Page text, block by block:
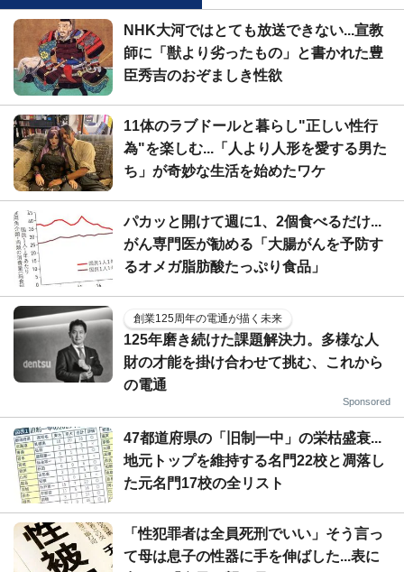
NHK大河ではとても放送できない...宣教
師に「獣より劣ったもの」と書かれた豊
臣秀吉のおぞましき性欲
11体のラブドールと暮らし"正しい性行
為"を楽しむ...「人より人形を愛する男た
ち」が奇妙な生活を始めたワケ
パカッと開けて週に1、2個食べるだけ...
がん専門医が勧める「大腸がんを予防す
るオメガ脂肪酸たっぷり食品」
創業125周年の電通が描く未来
125年磨き続けた課題解決力。多様な人
財の才能を掛け合わせて挑む、これから
の電通
Sponsored
47都道府県の「旧制一中」の栄枯盛衰...
地元トップを維持する名門22校と凋落し
た元名門17校の全リスト
「性犯罪者は全員死刑でいい」そう言っ
て母は息子の性器に手を伸ばした...表に